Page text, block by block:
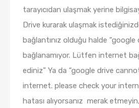
tarayıcıdan ulaşmak yerine
Drive kurarak ulaşmak
bağlantınız olduğu halde
bağlanamıyor. Lütfen internet
ediniz” Ya da “google drive
internet. please check your
hatası alıyorsanız merak